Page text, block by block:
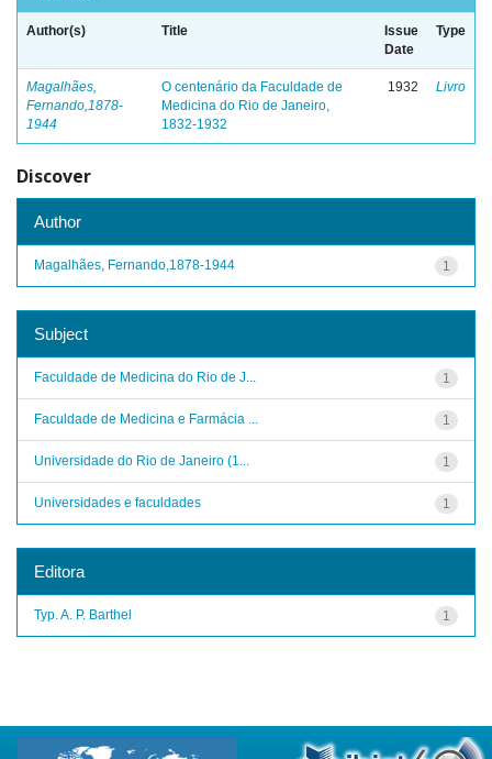
Author(s) Title
Issue
Date
Type
Magalhães,
Fernando,1878-
1944
O centenário da Faculdade de
Medicina do Rio de Janeiro,
1832-1932
1932 Livro
Discover
Author
1
Magalhães, Fernando,1878-1944
Subject
1
Faculdade de Medicina do Rio de J...
1
Faculdade de Medicina e Farmácia ...
1
Universidade do Rio de Janeiro (1...
1
Universidades e faculdades
Editora
1
Typ. A. P. Barthel